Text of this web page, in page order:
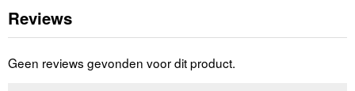
Reviews
Geen reviews gevonden voor dit product.